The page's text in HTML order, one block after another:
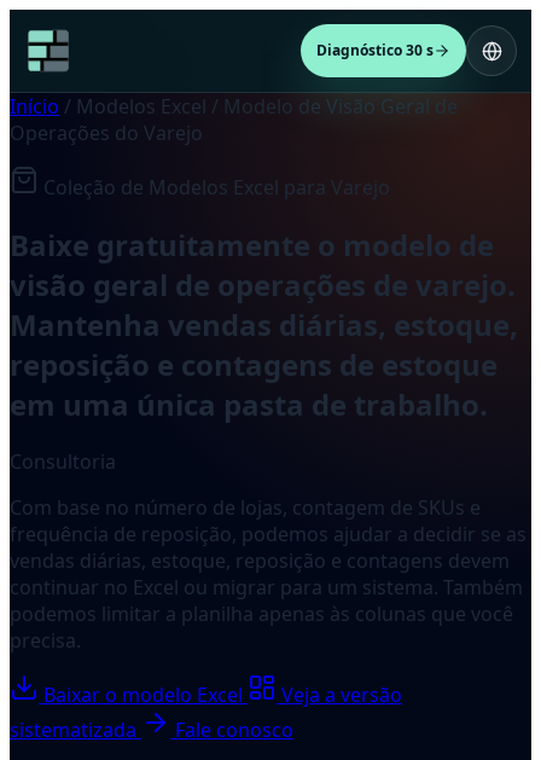
Diagnóstico 30 s
Início / Modelos Excel / Modelo de Visão Geral de
Operações do Varejo
Coleção de Modelos Excel para Varejo
Baixe gratuitamente o modelo de
visão geral de operações de varejo.
Mantenha vendas diárias, estoque,
reposição e contagens de estoque
em uma única pasta de trabalho.
Consultoria
Com base no número de lojas, contagem de SKUs e
frequência de reposição, podemos ajudar a decidir se as
vendas diárias, estoque, reposição e contagens devem
continuar no Excel ou migrar para um sistema. Também
podemos limitar a planilha apenas às colunas que você
precisa.
Baixar o modelo Excel
Veja a versão
sistematizada
Fale conosco